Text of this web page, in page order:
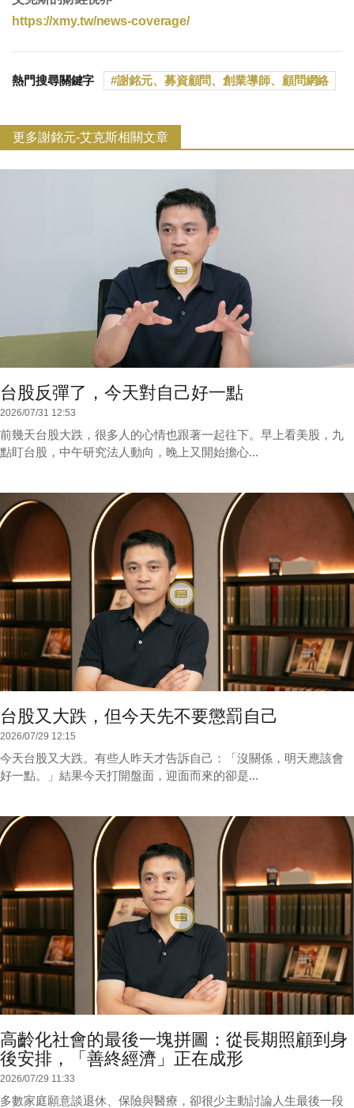
https://xmy.tw/news-coverage/
熱門搜尋關鍵字 謝銘元、募資顧問、創業導師、顧問網絡
更多謝銘元-艾克斯相關文章
台股反彈了，今天對自己好一點
2026/07/31 12:53
前幾天台股大跌，很多人的心情也跟著一起往下。早上看美股，九
點盯台股，中午研究法人動向，晚上又開始擔心...
台股又大跌，但今天先不要懲罰自己
2026/07/29 12:15
今天台股又大跌。有些人昨天才告訴自己：「沒關係，明天應該會
好一點。」結果今天打開盤面，迎面而來的卻是...
高齡化社會的最後一塊拼圖：從長期照顧到身
後安排，「善終經濟」正在成形
2026/07/29 11:33
多數家庭願意談退休、保險與醫療，卻很少主動討論人生最後一段